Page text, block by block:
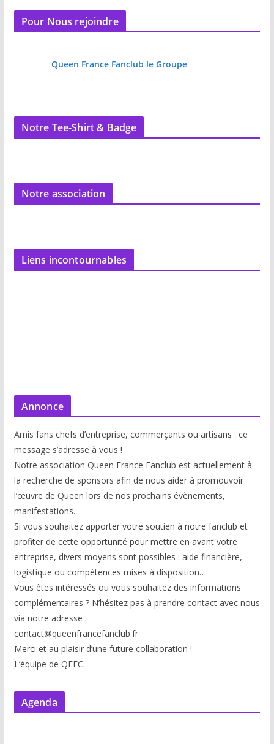
Pour Nous rejoindre
Queen France Fanclub le Groupe
Notre Tee-Shirt & Badge
Notre association
Liens incontournables
Annonce
Amis fans chefs d’entreprise, commerçants ou artisans : ce
message s’adresse à vous !
Notre association Queen France Fanclub est actuellement à
la recherche de sponsors afin de nous aider à promouvoir
l’œuvre de Queen lors de nos prochains évènements,
manifestations.
Si vous souhaitez apporter votre soutien à notre fanclub et
profiter de cette opportunité pour mettre en avant votre
entreprise, divers moyens sont possibles : aide financière,
logistique ou compétences mises à disposition….
Vous êtes intéressés ou vous souhaitez des informations
complémentaires ? N’hésitez pas à prendre contact avec nous
via notre adresse :
contact@queenfrancefanclub.fr
Merci et au plaisir d’une future collaboration !
L’équipe de QFFC.
Agenda